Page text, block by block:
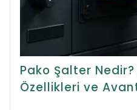
Pako Şalter
Özellikleri ve